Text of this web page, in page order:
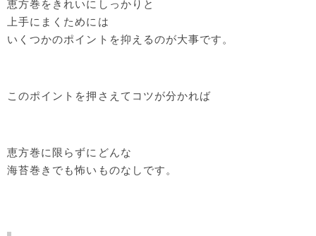
恵方巻をきれいにしっかりと
上手にまくためには
いくつかのポイントを抑えるのが大事です。
このポイントを押さえてコツが分かれば
恵方巻に限らずにどんな
海苔巻きでも怖いものなしです。